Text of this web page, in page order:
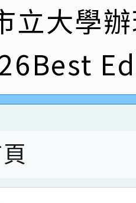
師王老師、
競賽國小朗
老師
參加桃園市中
教師榮獲教
第二名
參與2026世
學小創客佳
立大學